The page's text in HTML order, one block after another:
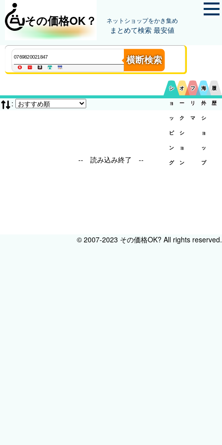
その価格OK？ ネットショップをかき集め
まとめて検索 最安値
横断検索
シ
ョ
ッ
ピ
ン
グ
オ
ー
ク
シ
ョ
ン
フ
リ
マ
海
外
シ
ョ
ッ
プ
履
歴
:
-- 読み込み終了 --
© 2007-2023 その価格OK? All rights reserved.